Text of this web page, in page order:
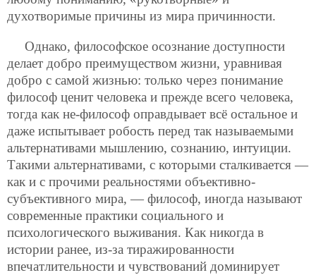
духотворимые причины из мира причинности.
Однако, философское осознание доступности
делает добро преимуществом жизни, уравнивая
добро с самой жизнью: только через понимание
философ ценит человека и прежде всего человека,
тогда как не-философ оправдывает всё остальное и
даже испытывает робость перед так называемыми
альтернативами мышлению, сознанию, интуиции.
Такими альтернативами, с которыми сталкивается —
как и с прочими реальностями объективно-
субъективного мира, — философ, иногда называют
современные практики социального и
психологического выживания. Как никогда в
истории ранее, из-за тиражированности
впечатлительности и чувствований доминирует